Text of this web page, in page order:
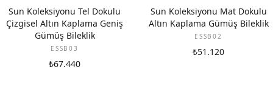
Sun Koleksiyonu Tel Dokulu
Çizgisel Altın Kaplama Geniş
Gümüş Bileklik
ESSB03
₺67.440
Sun Koleksiyonu Mat Dokulu
Altın Kaplama Gümüş Bileklik
ESSB02
₺51.120